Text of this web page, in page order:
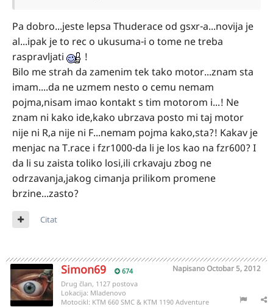
Pa dobro...jeste lepsa Thuderace od gsxr-a...novija je
al...ipak je to rec o ukusuma-i o tome ne treba
raspravljati
!
Bilo me strah da zamenim tek tako motor...znam sta
imam....da ne uzmem nesto o cemu nemam
pojma,nisam imao kontakt s tim motorom i...! Ne
znam ni kako ide,kako ubrzava posto mi taj motor
nije ni R,a nije ni F...nemam pojma kako,sta?! Kakav je
menjac na T.race i fzr1000-da li je los kao na fzr600? I
da li su zaista toliko losi,ili crkavaju zbog ne
odrzavanja,jakog cimanja prilikom promene
brzine...zasto?
Citat
Simon69 674 NapisanoOctobar 5, 2012
Drug član, 1127 postova
Lokacija: Mladenovo
Motocikl: KTM 660 SMC & KTM 1190 Adventure